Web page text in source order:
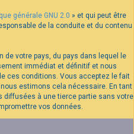
générale GNU 2.0 » et qui peut être
de la conduite et du contenu
votre pays, du pays dans lequel le
immédiat et définitif et nous
ces conditions. Vous acceptez le fait
nous estimons cela nécessaire. En tant
diffusées à une tierce partie sans votre
vos données.